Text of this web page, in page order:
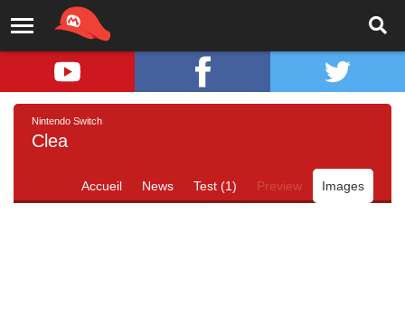
Nintendo Switch
Clea
Accueil News Test (1) Preview Images